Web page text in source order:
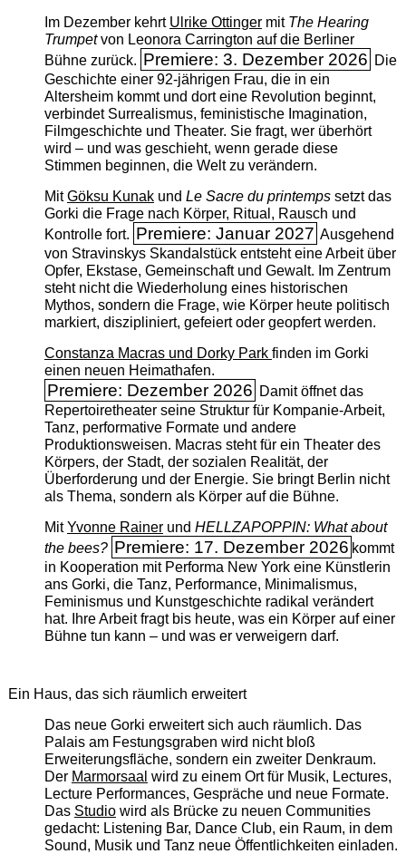
Im Dezember kehrt Ulrike Ottingermit The ­Hearing
Trumpetvon Leonora Carrington auf die Berliner
Bühne zurück. Premiere: 3. Dezember 2026 Die
Geschichte einer 92-jährigen Frau, die in ein
Altersheim kommt und dort eine Revolution beginnt,
verbindet Surrealismus, feministische Imagination,
Filmgeschichte und Theater. Sie fragt, wer überhört
wird – und was geschieht, wenn gerade diese
Stimmen beginnen, die Welt zu verändern.
MitGöksu Kunakund Le Sacre du printempssetzt das
Gorki die Frage nach Körper, Ritual, Rausch und
Kontrolle fort. Premiere: Januar 2027 Ausgehend
von Stravinskys Skandalstück entsteht eine Arbeit über
Opfer, Ekstase, Gemeinschaft und Gewalt. Im Zentrum
steht nicht die Wiederholung eines historischen
Mythos, sondern die Frage, wie Körper heute politisch
markiert, diszipliniert, gefeiert oder geopfert werden.
Constanza Macras und Dorky Park finden im Gorki
einen neuen Heimathafen.
Premiere: Dezember 2026 Damit öffnet das
Repertoiretheater seine Struktur für Kompanie-Arbeit,
Tanz, performative Formate und andere
Produktionsweisen. Macras steht für ein Theater des
Körpers, der Stadt, der sozialen Realität, der
Überforderung und der Energie. Sie bringt Berlin nicht
als Thema, sondern als Körper auf die Bühne.
MitYvonne Rainerund HELLZAPOPPIN: What about
the bees? Premiere: 17. Dezember 2026 kommt
in Kooperation mit Performa New York eine Künstlerin
ans Gorki, die Tanz, Performance, Minimalismus,
Feminismus und Kunstgeschichte radikal verändert
hat. Ihre Arbeit fragt bis heute, was ein Körper auf einer
Bühne tun kann – und was er verweigern darf.
Ein Haus, das sich räumlich erweitert
Das neue Gorki erweitert sich auch räumlich. Das
Palais am Festungsgraben wird nicht bloß
Erweiterungsfläche, sondern ein zweiter Denkraum.
Der Marmorsaal wird zu einem Ort für Musik, Lectures,
Lecture Performances, Gespräche und neue Formate.
Das Studiowird als Brücke zu neuen Communities
gedacht: Listening Bar, Dance Club, ein Raum, in dem
Sound, Musik und Tanz neue Öffentlichkeiten einladen.